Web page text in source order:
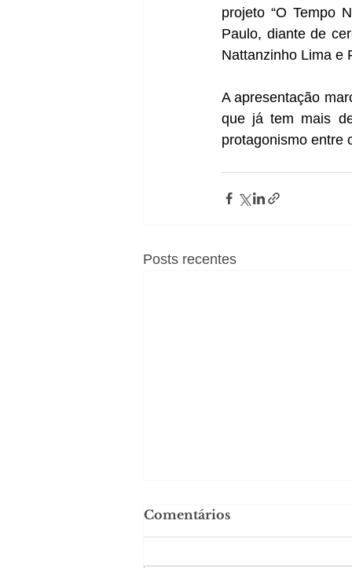
projeto “O Tempo
Paulo, diante de
Nattanzinho Lima e
A apresentação
que já tem mais
protagonismo entre
Posts recentes
Comentários